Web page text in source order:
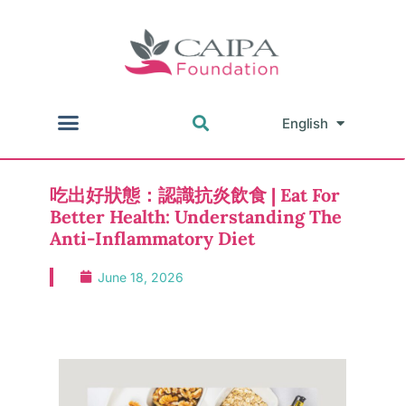
English
中文
吃出好狀態：認識抗炎飲食 | Eat For
Better Health: Understanding The
Anti-Inflammatory Diet
June 18, 2026